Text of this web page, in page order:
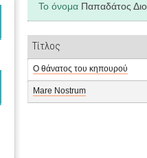
Το όνομα Παπαδάτος
Τίτλος
Ο θάνατος του κηπουρού
Mare Nostrum